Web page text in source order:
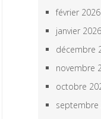
février 2026
janvier 2026
décembre
novembre
octobre
septembre